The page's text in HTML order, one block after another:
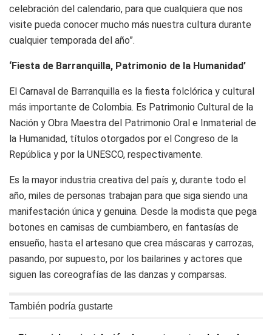
celebración del calendario, para que cualquiera que nos
visite pueda conocer mucho más nuestra cultura durante
cualquier temporada del año”.
‘Fiesta de Barranquilla, Patrimonio de la Humanidad’
El Carnaval de Barranquilla es la fiesta folclórica y cultural
más importante de Colombia. Es Patrimonio Cultural de la
Nación y Obra Maestra del Patrimonio Oral e Inmaterial de
la Humanidad, títulos otorgados por el Congreso de la
República y por la UNESCO, respectivamente.
Es la mayor industria creativa del país y, durante todo el
año, miles de personas trabajan para que siga siendo una
manifestación única y genuina. Desde la modista que pega
botones en camisas de cumbiambero, en fantasías de
ensueño, hasta el artesano que crea máscaras y carrozas,
pasando, por supuesto, por los bailarines y actores que
siguen las coreografías de las danzas y comparsas.
También podría gustarte